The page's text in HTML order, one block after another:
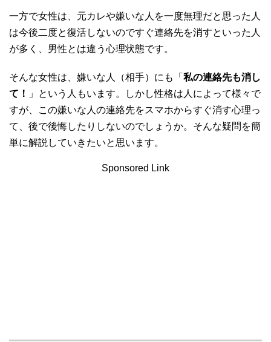
一方で女性は、元カレや嫌いな人を一度無理だと思った人
は今後二度と復活しないのですぐ連絡先を消すといった人
が多く、男性とは違う心理状態です。
そんな女性は、嫌いな人（相手）にも「 私の連絡先も消し
て！
」という人もいます。しかし性格は人によって様々で
すが、この嫌いな人の連絡先をスマホからすぐ消す心理っ
て、後で後悔したりしないのでしょうか。そんな疑問を簡
単に解説していきたいと思います。
Sponsored Link